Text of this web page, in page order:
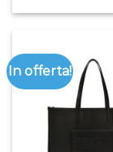
In offerta!